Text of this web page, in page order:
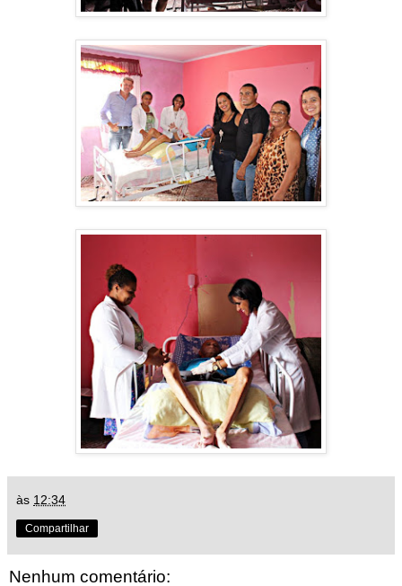
às 12:34
Compartilhar
Nenhum comentário: